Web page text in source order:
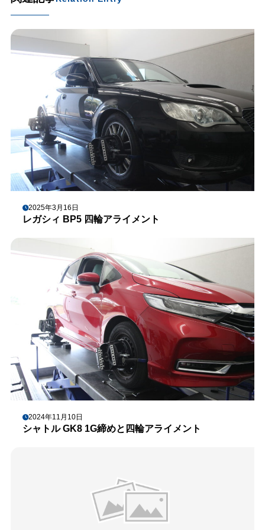
2025年3月16日
レガシィ BP5 四輪アライメント
2024年11月10日
シャトル GK8 1G締めと四輪アライメント